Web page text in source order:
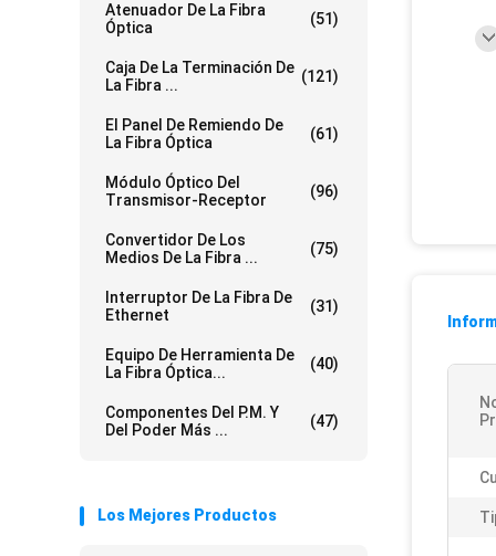
Atenuador De La Fibra
Óptica
(51)
Caja De La Terminación De
La Fibra ...
(121)
El Panel De Remiendo De
La Fibra Óptica
(61)
Módulo Óptico Del
Transmisor-Receptor
(96)
Convertidor De Los
Medios De La Fibra ...
(75)
Interruptor De La Fibra De
Ethernet
(31)
Equipo De Herramienta De
La Fibra Óptica...
(40)
Componentes Del P.M. Y
Del Poder Más ...
(47)
Los Mejores Productos